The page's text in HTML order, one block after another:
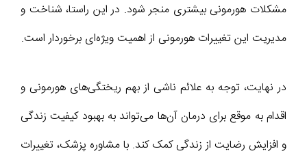
مشکلات هورمونی بیشتری منجر شود. در این راستا، شناخت و
مدیریت این تغییرات هورمونی از اهمیت ویژه‌ای برخوردار است.
در نهایت، توجه به علائم ناشی از بهم ریختگی‌های هورمونی و
اقدام به موقع برای درمان آن‌ها می‌تواند به بهبود کیفیت زندگی
و افزایش رضایت از زندگی کمک کند. با مشاوره پزشک، تغییرات